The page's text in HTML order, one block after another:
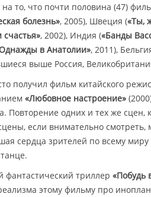
на то, что почти половина (47)
болезнь», 2005), Швеция («Ты,
, 2002), Индия («Банды
в Анатолии», 2011),
выше Россия,
получил фильм китайского
«Любовное настроение»
Повторение одних и тех же
если внимательно
сердца зрителей по всему
фантастический триллер «Побудь
этому фильму про